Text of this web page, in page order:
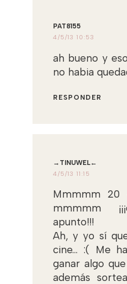
PAT8155
4/5/13 10:53
ah bueno y
no habia
RESPONDER
→TINUWEL←
4/5/13 11:15
Mmmmm 20
mmmmm
apunto!!!
Ah, y yo sí
cine... :( Me
ganar algo
además